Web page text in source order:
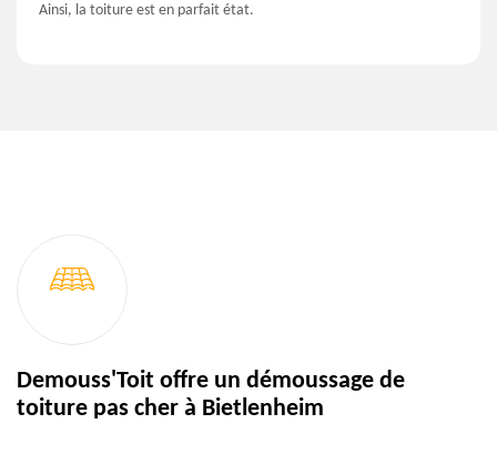
Ainsi, la toiture est en parfait état.
Demouss'Toit offre un démoussage de
toiture pas cher à Bietlenheim